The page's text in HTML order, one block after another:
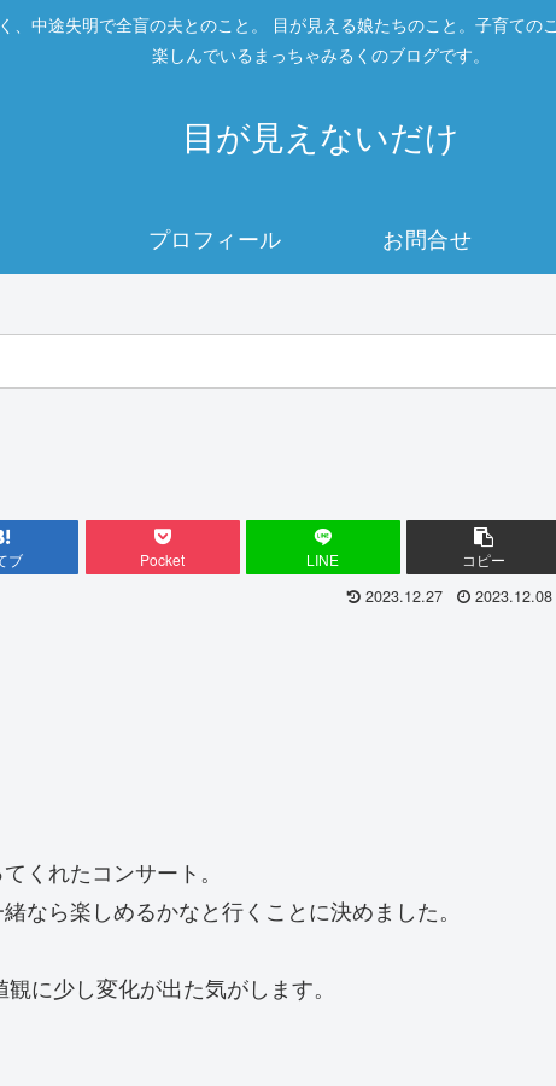
中途失明で全盲の夫とのこと。 目が見える娘たちのこと。子育ての
楽しんでいるまっちゃみるくのブログです。
目が見えないだけ
プロフィール お問合せ
ブ Pocket LINE コピー
2023.12.27 2023.12.08
くれたコンサート。
なら楽しめるかなと行くことに決めました。
に少し変化が出た気がします。